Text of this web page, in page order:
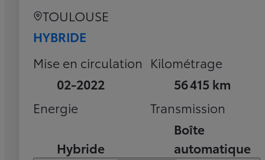
TOULOUSE
HYBRIDE
Mise en circulation
02-2022
Kilométrage
56 415 km
Energie
Hybride
Transmission
Boîte
automatique